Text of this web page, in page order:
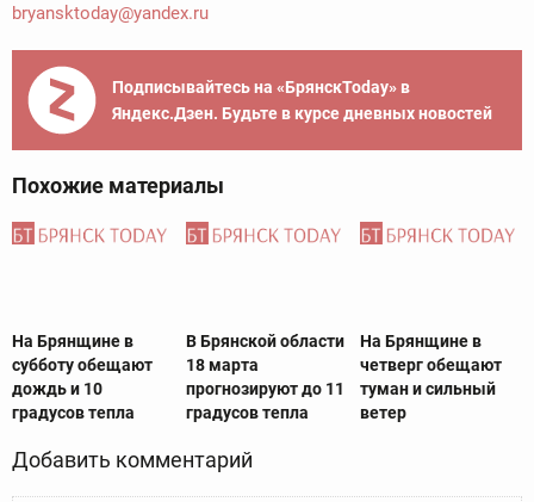
bryansktoday@yandex.ru
Подписывайтесь на «БрянскToday» в
Яндекс.Дзен. Будьте в курсе дневных новостей
Похожие материалы
На Брянщине в
субботу обещают
дождь и 10
градусов тепла
В Брянской области
18 марта
прогнозируют до 11
градусов тепла
На Брянщине в
четверг обещают
туман и сильный
ветер
Добавить комментарий